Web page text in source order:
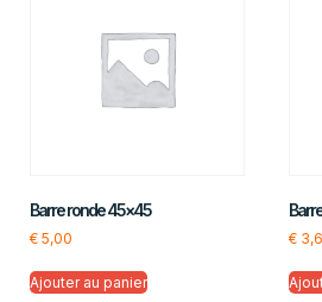
Barre ronde 45×45
€ 5,00
Ajouter au panier
€